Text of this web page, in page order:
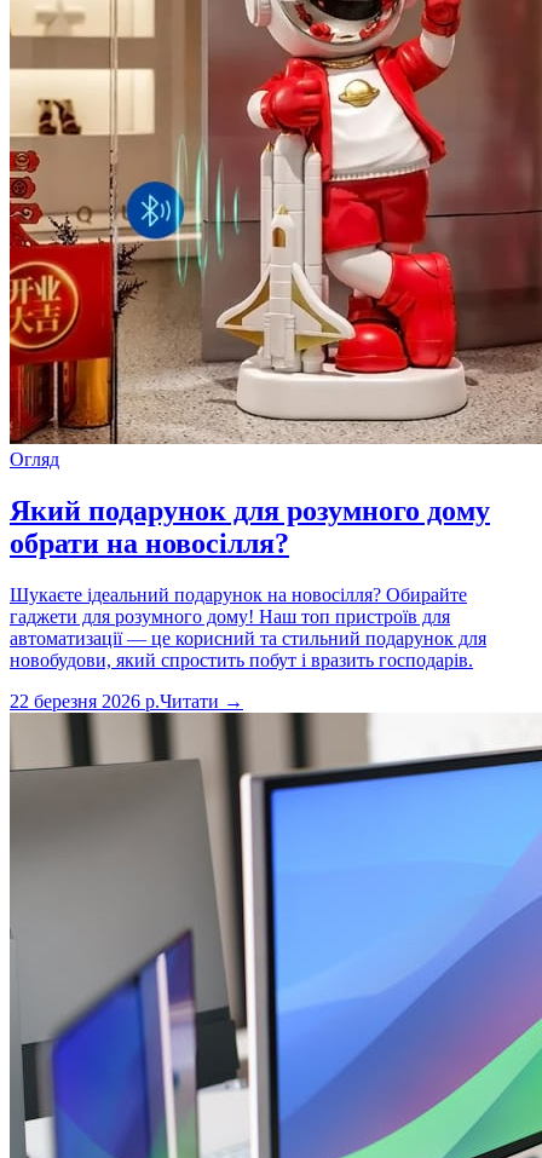
Огляд
Який подарунок для розумного дому
обрати на новосілля?
Шукаєте ідеальний подарунок на новосілля? Обирайте
гаджети для розумного дому! Наш топ пристроїв для
автоматизації — це корисний та стильний подарунок для
новобудови, який спростить побут і вразить господарів.
22 березня 2026 р.Читати →